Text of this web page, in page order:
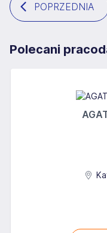
POPRZEDNIA
Polecani